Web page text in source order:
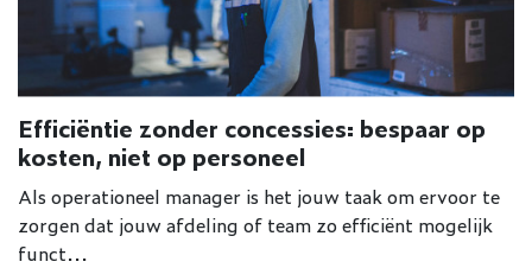
Efficiëntie zonder concessies: bespaar op
kosten, niet op personeel
Als operationeel manager is het jouw taak om ervoor te
zorgen dat jouw afdeling of team zo efficiënt mogelijk
funct...